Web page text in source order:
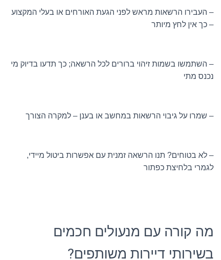
– העבירו הרשאות מראש לפני הגעת האורחים או בעלי המקצוע
– כך אין לחץ מיותר
– השתמשו בשמות זיהוי ברורים לכל הרשאה; כך תדעו בדיוק מי
נכנס מתי
– שמרו על גיבוי הרשאות במחשב או בענן – למקרה הצורך
– לא בטוחים? תנו הרשאה זמנית עם אפשרות ביטול מיידי,
לגמרי בלחיצת כפתור
מה קורה עם מנעולים חכמים
בשירותי דיירות משותפים?